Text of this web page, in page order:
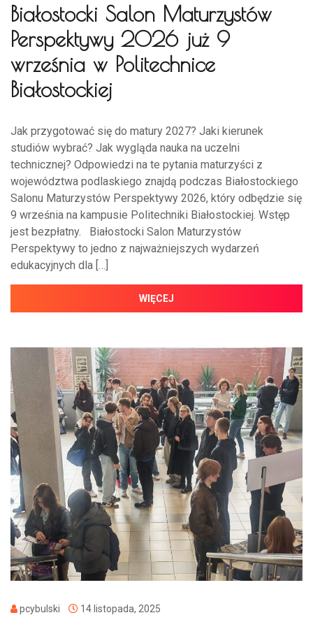
Białostocki Salon Maturzystów
Perspektywy 2026 już 9
września w Politechnice
Białostockiej
Jak przygotować się do matury 2027? Jaki kierunek
studiów wybrać? Jak wygląda nauka na uczelni
technicznej? Odpowiedzi na te pytania maturzyści z
województwa podlaskiego znajdą podczas Białostockiego
Salonu Maturzystów Perspektywy 2026, który odbędzie się
9 września na kampusie Politechniki Białostockiej. Wstęp
jest bezpłatny. Białostocki Salon Maturzystów
Perspektywy to jedno z najważniejszych wydarzeń
edukacyjnych dla […]
WIĘCEJ
pcybulski 14 listopada, 2025